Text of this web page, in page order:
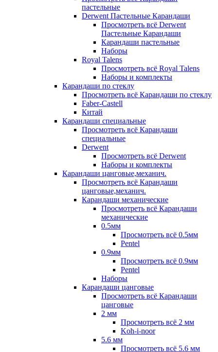
пастельные
Derwent Пастельные Карандаши
Просмотреть всё Derwent
Пастельные Карандаши
Карандаши пастельные
Наборы
Royal Talens
Просмотреть всё Royal Talens
Наборы и комплекты
Карандаши по стеклу
Просмотреть всё Карандаши по стеклу
Faber-Castell
Китай
Карандаши специальные
Просмотреть всё Карандаши
специальные
Derwent
Просмотреть всё Derwent
Наборы и комплекты
Карандаши цанговые,механич.
Просмотреть всё Карандаши
цанговые,механич.
Карандаши механические
Просмотреть всё Карандаши
механические
0.5мм
Просмотреть всё 0.5мм
Pentel
0.9мм
Просмотреть всё 0.9мм
Pentel
Наборы
Карандаши цанговые
Просмотреть всё Карандаши
цанговые
2 мм
Просмотреть всё 2 мм
Koh-i-noor
5.6 мм
Просмотреть всё 5.6 мм